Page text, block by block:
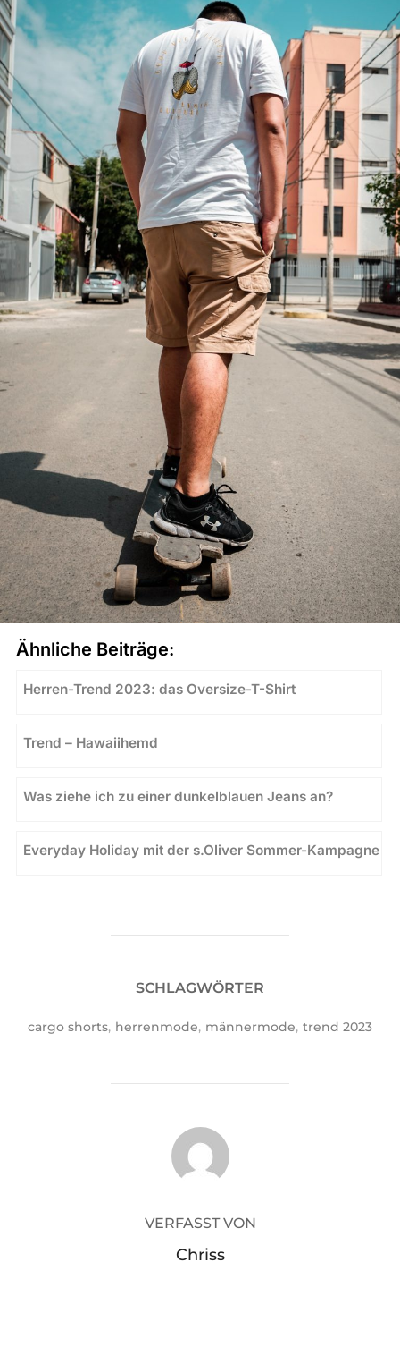
Ähnliche Beiträge:
Herren-Trend 2023: das Oversize-T-Shirt
Trend – Hawaiihemd
Was ziehe ich zu einer dunkelblauen Jeans an?
Everyday Holiday mit der s.Oliver Sommer-Kampagne
SCHLAGWÖRTER
cargo shorts, herrenmode, männermode, trend 2023
BEITRAGSAUTOR
VERFASST VON
Chriss